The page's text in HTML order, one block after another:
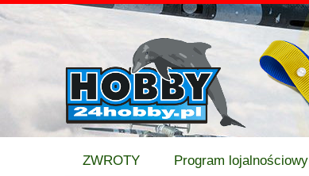
ZWROTY Program lojalnościowy